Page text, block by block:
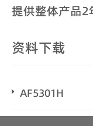
提供整体产品2
资料下载
AF5301H